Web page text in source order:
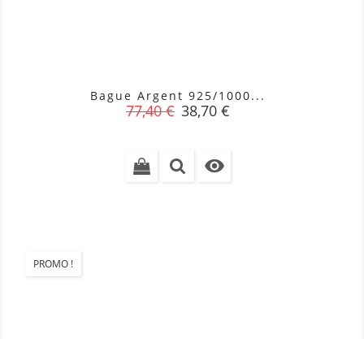
Bague Argent 925/1000...
Prix
77,40 € Prix
38,70 €

PROMO !